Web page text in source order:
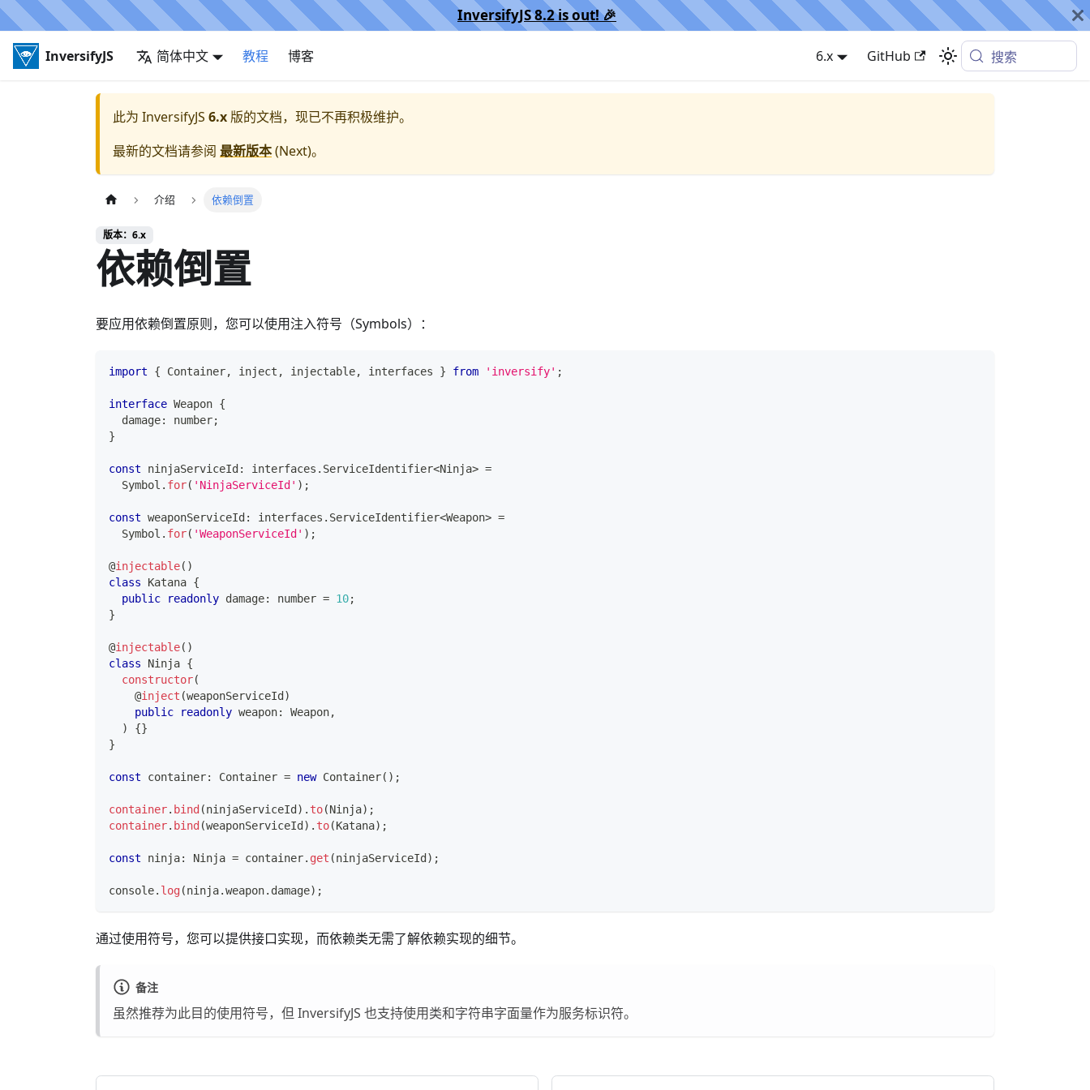
InversifyJS 8.2 is out! 🎉️
InversifyJS 简体中文 教程 博客 6.x GitHub 搜索
此为 InversifyJS 6.x 版的文档，现已不再积极维护。
最新的文档请参阅 最新版本(Next)。
介绍 依赖倒置
版本：6.x
依赖倒置
要应用依赖倒置原则，您可以使用注入符号（Symbols）：
import { Container, inject , injectable, interfaces } from 'inversify' ;
interface Weapon {
  damage
: number;
}
const ninjaServiceId : interfaces . ServiceIdentifier<Ninja> =
  Symbol
. for( 'NinjaServiceId' ) ;
const weaponServiceId : interfaces . ServiceIdentifier<Weapon> =
  Symbol
. for( 'WeaponServiceId' ) ;
@injectable( )
class
Katana {
public
readonly damage: number = 10;
}
@injectable( )
class
Ninja {
constructor(
@inject (weaponServiceId )
public
readonly weapon: Weapon,
)
{}
}
const container: Container = new Container( ) ;
container. bind (ninjaServiceId ) . to(Ninja) ;
container. bind (weaponServiceId ) . to(Katana) ;
const ninja: Ninja = container. get (ninjaServiceId ) ;
console. log(ninja.weapon. damage) ;
通过使用符号，您可以提供接口实现，而依赖类无需了解依赖实现的细节。
备注
虽然推荐为此目的使用符号，但 InversifyJS 也支持使用类和字符串字面量作为服务标识符。